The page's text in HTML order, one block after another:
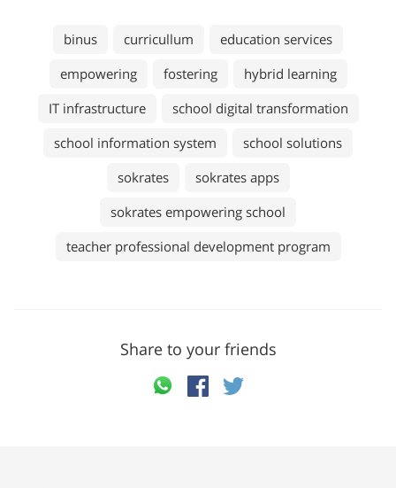
binus curricullum
education services
empowering
fostering
hybrid learning
IT infrastructure
school digital transformation
school information system
school solutions
sokrates
sokrates apps
sokrates empowering school
teacher professional development program
Share to your friends